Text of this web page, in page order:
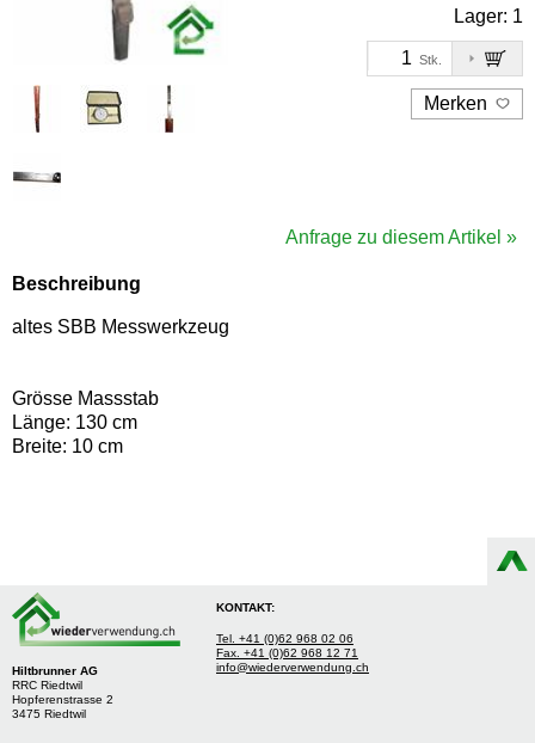
Lager: 1
Stk.
Merken
Anfrage zu diesem Artikel »
Beschreibung
altes SBB Messwerkzeug
Grösse Massstab
Länge: 130 cm
Breite: 10 cm
Hiltbrunner AG
RRC Riedtwil
Hopferenstrasse 2
3475 Riedtwil
KONTAKT:
Tel. +41 (0)62 968 02 06
Fax. +41 (0)62 968 12 71
info@wiederverwendung.ch